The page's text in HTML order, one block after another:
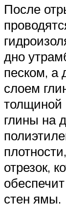
После
дно
песком, а
слоем
глины на
отрезок,
стен ямы.